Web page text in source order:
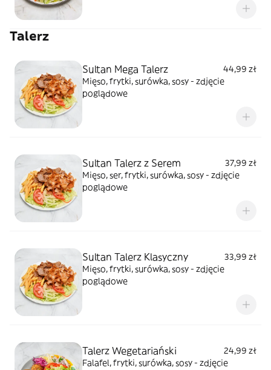
Talerz
Sultan Mega Talerz
44,99 zł
Mięso, frytki, surówka, sosy - zdjęcie
poglądowe
Sultan Talerz z Serem
37,99 zł
Mięso, ser, frytki, surówka, sosy - zdjęcie
poglądowe
Sultan Talerz Klasyczny
33,99 zł
Mięso, frytki, surówka, sosy - zdjęcie
poglądowe
Talerz Wegetariański
24,99 zł
Falafel, frytki, surówka, sosy - zdjęcie